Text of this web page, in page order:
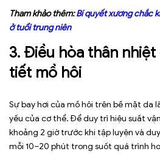
Tham khảo thêm: Bí quyết xương chắc
ở tuổi trung niên
3. Điều hòa thân
tiết mồ hôi
Sự bay hơi của mồ hôi trên bề mặt da
yếu của cơ thể. Để duy trì hiệu suất
khoảng 2 giờ trước khi tập luyện và
mỗi 10–20 phút trong suốt quá trình